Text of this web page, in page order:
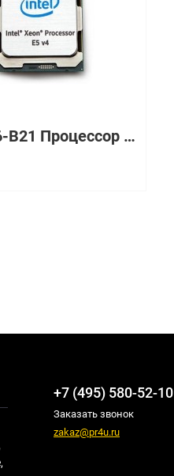
726996-B21 Процессор HP Intel Xeon E5-2623v3 3.0GHz BL460c G9
+7 (495) 580-52-10
Заказать звонок
zakaz@pr4u.ru